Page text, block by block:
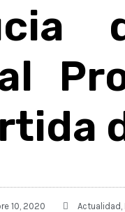
10, 2020 Actualidad